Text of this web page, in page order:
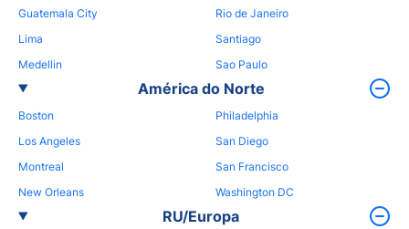
Guatemala City
Lima
Medellin
Rio de Janeiro
Santiago
Sao Paulo
América do Norte
Boston
Los Angeles
Montreal
New Orleans
Philadelphia
San Diego
San Francisco
Washington DC
RU/Europa